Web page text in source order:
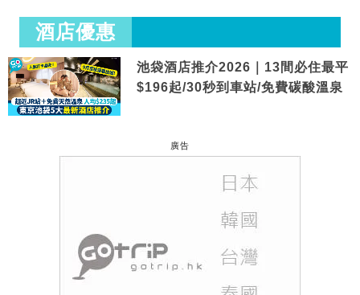
酒店優惠
池袋酒店推介2026｜13間必住最平
$196起/30秒到車站/免費碳酸溫泉
廣告